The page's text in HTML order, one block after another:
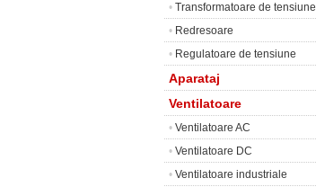
• Transformatoare de tensiune
• Redresoare
• Regulatoare de tensiune
Aparataj
Ventilatoare
• Ventilatoare AC
• Ventilatoare DC
• Ventilatoare industriale